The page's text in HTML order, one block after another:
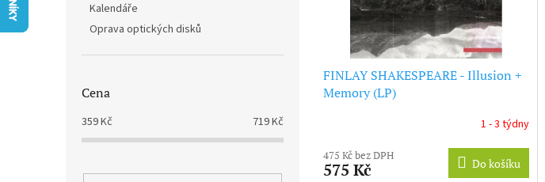
Kalendáře
Oprava optických disků
Cena
359Kč 719Kč
FINLAY SHAKESPEARE - Illusion +
Memory (LP)
1 - 3 týdny
475 Kč bez DPH
575 Kč Do košíku